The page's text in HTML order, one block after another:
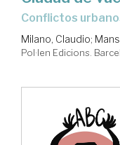
conflictos
Milano, Claudio;
Pol·len Edicions.